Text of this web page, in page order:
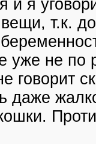
и я
т.к.
уже не по
говорит
даже